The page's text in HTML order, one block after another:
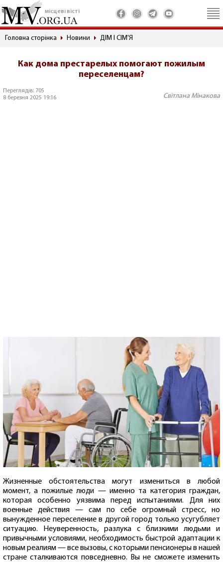
місцеві вісті
Головна сторінка Новини ДІМ І СІМ'Я
Как дома престарелых помогают пожилым
переселенцам?
Переглядів: 705
8 березня 2025 19:16
Світлана Мінакова
Жизненные обстоятельства могут измениться в любой
момент, а пожилые люди — именно та категория граждан,
которая особенно уязвима перед испытаниями. Для них
военные действия — сам по себе огромный стресс, но
вынужденное переселение в другой город только усугубляет
ситуацию. Неуверенность, разлука с близкими людьми и
привычными условиями, необходимость быстрой адаптации к
новым реалиям — все вызовы, с которыми пенсионеры в нашей
стране сталкиваются повседневно. Вы не сможете изменить